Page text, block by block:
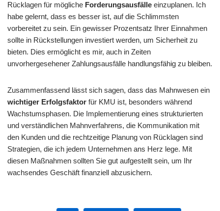
Rücklagen für mögliche Forderungsausfälle einzuplanen. Ich
habe gelernt, dass es besser ist, auf die Schlimmsten
vorbereitet zu sein. Ein gewisser Prozentsatz Ihrer Einnahmen
sollte in Rückstellungen investiert werden, um Sicherheit zu
bieten. Dies ermöglicht es mir, auch in Zeiten
unvorhergesehener Zahlungsausfälle handlungsfähig zu bleiben.
Zusammenfassend lässt sich sagen, dass das Mahnwesen ein
wichtiger Erfolgsfaktor für KMU ist, besonders während
Wachstumsphasen. Die Implementierung eines strukturierten
und verständlichen Mahnverfahrens, die Kommunikation mit
den Kunden und die rechtzeitige Planung von Rücklagen sind
Strategien, die ich jedem Unternehmen ans Herz lege. Mit
diesen Maßnahmen sollten Sie gut aufgestellt sein, um Ihr
wachsendes Geschäft finanziell abzusichern.